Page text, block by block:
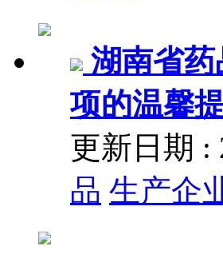
湖南省
项的温馨
更新日期 :
品 生产企